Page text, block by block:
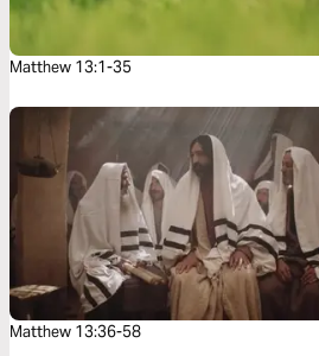
Matthew 13:1-35
Matthew 13:36-58